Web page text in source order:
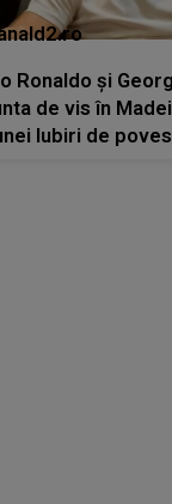
Ronaldo și
de vis în
Iubiri de